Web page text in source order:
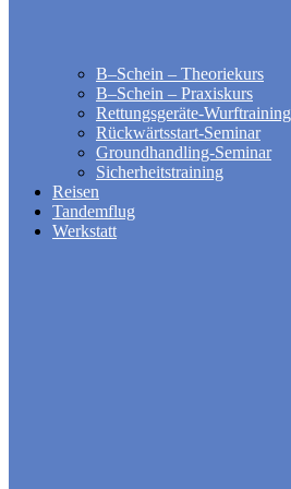
B–Schein – Theoriekurs
B–Schein – Praxiskurs
Rettungsgeräte-Wurftraining
Rückwärtsstart-Seminar
Groundhandling​-Seminar
Sicherheitstraining
Reisen
Tandemflug
Werkstatt